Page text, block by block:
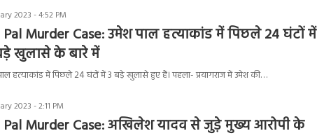
2023 - 4:52 PM
Pal Murder Case: उमेश पाल हत्याकांड में पिछले 24 घंटों में
खुलासे के बारे में
हत्याकांड में पिछले 24 घंटों में 3 बड़े खुलासे हुए हैं। पहला- प्रयागराज में उमेश की…
2023 - 2:11 PM
Pal Murder Case: अखिलेश यादव से जुड़े मुख्य आरोपी के